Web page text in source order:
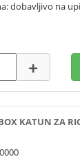
dobavljivo na
KATUN ZA